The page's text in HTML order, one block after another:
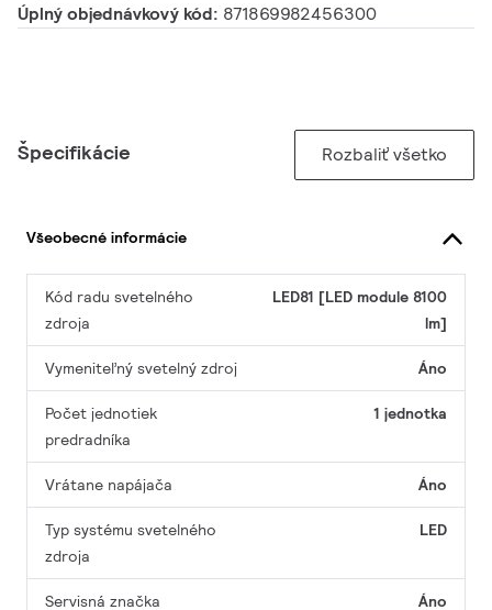
Úplný objednávkový kód: 871869982456300
Špecifikácie Rozbaliť všetko
Všeobecné informácie
Kód radu svetelného
zdroja
LED81 [LED module 8100
lm]
Vymeniteľný svetelný zdroj Áno
Počet jednotiek
predradníka
1 jednotka
Vrátane napájača Áno
Typ systému svetelného
zdroja
LED
Servisná značka Áno